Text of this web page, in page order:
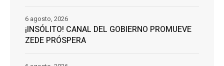
¡INSÓLITO! CANAL DEL GOBIERNO PROMUEVE
ZEDE PRÓSPERA
6 agosto, 2026